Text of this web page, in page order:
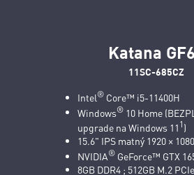
Katana
11SC-685CZ
Intel®Core™ i5-11400H
Windows®10 Home
upgrade na Windows 11 1 )
15.6" IPS matný 1920 ×
NVIDIA®GeForce™ GTX
8GB DDR4 ; 512GB M.2